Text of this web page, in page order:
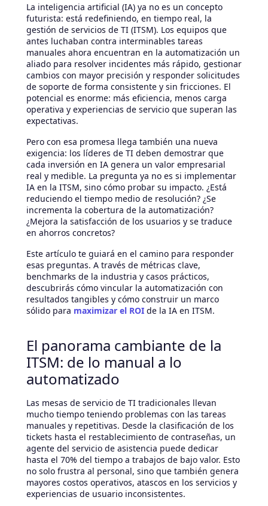
La inteligencia artificial (IA) ya no es un concepto
futurista: está redefiniendo, en tiempo real, la
gestión de servicios de TI (ITSM). Los equipos que
antes luchaban contra interminables tareas
manuales ahora encuentran en la automatización un
aliado para resolver incidentes más rápido, gestionar
cambios con mayor precisión y responder solicitudes
de soporte de forma consistente y sin fricciones. El
potencial es enorme: más eficiencia, menos carga
operativa y experiencias de servicio que superan las
expectativas.
Pero con esa promesa llega también una nueva
exigencia: los líderes de TI deben demostrar que
cada inversión en IA genera un valor empresarial
real y medible. La pregunta ya no es si implementar
IA en la ITSM, sino cómo probar su impacto. ¿Está
reduciendo el tiempo medio de resolución? ¿Se
incrementa la cobertura de la automatización?
¿Mejora la satisfacción de los usuarios y se traduce
en ahorros concretos?
Este artículo te guiará en el camino para responder
esas preguntas. A través de métricas clave,
benchmarks de la industria y casos prácticos,
descubrirás cómo vincular la automatización con
resultados tangibles y cómo construir un marco
sólido para maximizar el ROI de la IA en ITSM.
El panorama cambiante de la
ITSM: de lo manual a lo
automatizado
Las mesas de servicio de TI tradicionales llevan
mucho tiempo teniendo problemas con las tareas
manuales y repetitivas. Desde la clasificación de los
tickets hasta el restablecimiento de contraseñas, un
agente del servicio de asistencia puede dedicar
hasta el 70% del tiempo a trabajos de bajo valor. Esto
no solo frustra al personal, sino que también genera
mayores costos operativos, atascos en los servicios y
experiencias de usuario inconsistentes.